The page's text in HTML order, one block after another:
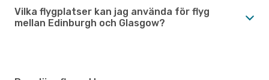
Vilka flygplatser kan jag använda för flyg
mellan Edinburgh och Glasgow?